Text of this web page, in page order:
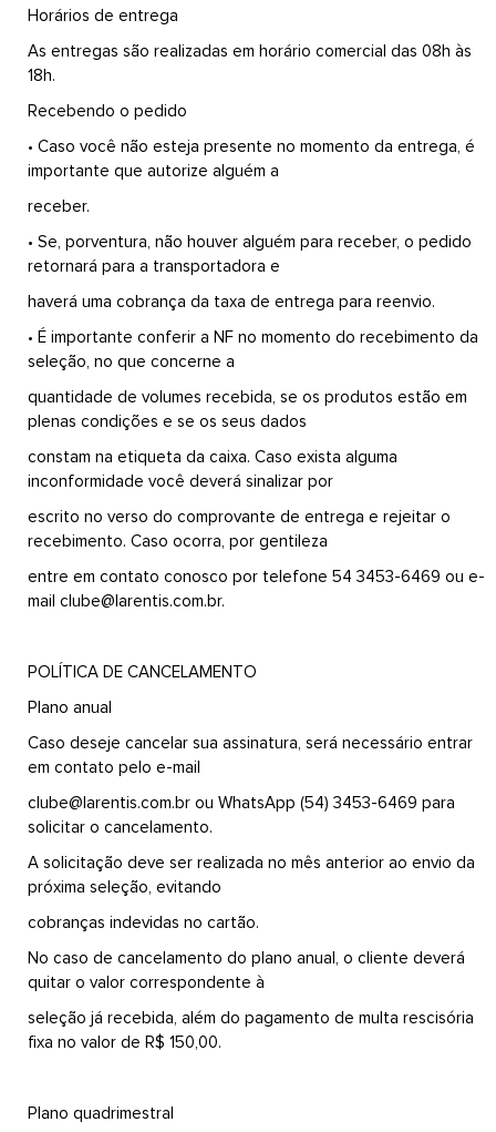
Horários de entrega
As entregas são realizadas em horário comercial das 08h às
18h.
Recebendo o pedido
• Caso você não esteja presente no momento da entrega, é
importante que autorize alguém a
receber.
• Se, porventura, não houver alguém para receber, o pedido
retornará para a transportadora e
haverá uma cobrança da taxa de entrega para reenvio.
• É importante conferir a NF no momento do recebimento da
seleção, no que concerne a
quantidade de volumes recebida, se os produtos estão em
plenas condições e se os seus dados
constam na etiqueta da caixa. Caso exista alguma
inconformidade você deverá sinalizar por
escrito no verso do comprovante de entrega e rejeitar o
recebimento. Caso ocorra, por gentileza
entre em contato conosco por telefone 54 3453-6469 ou e-
mail clube@larentis.com.br.
POLÍTICA DE CANCELAMENTO
Plano anual
Caso deseje cancelar sua assinatura, será necessário entrar
em contato pelo e-mail
clube@larentis.com.br ou WhatsApp (54) 3453-6469 para
solicitar o cancelamento.
A solicitação deve ser realizada no mês anterior ao envio da
próxima seleção, evitando
cobranças indevidas no cartão.
No caso de cancelamento do plano anual, o cliente dever
quitar o valor correspondente à
seleção já recebida, além do pagamento de multa rescisória
fixa no valor de R$ 150,00.
Plano quadrimestral